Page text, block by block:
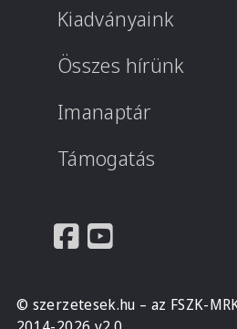
Kiadványaink
Összes hírünk
Imanaptár
Támogatás
© szerzetesek.hu – az FSZK-